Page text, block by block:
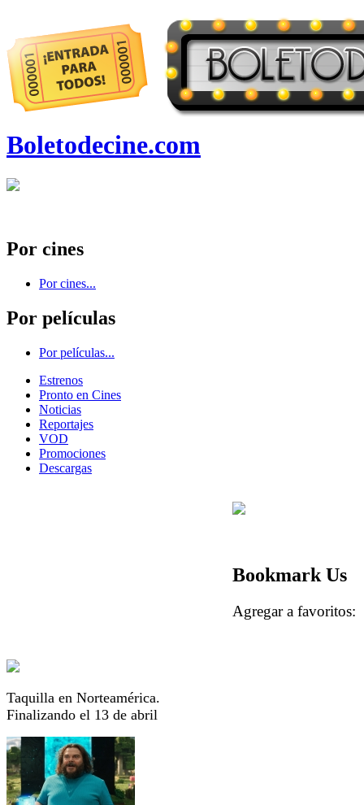
Boletodecine.com
Por cines
Por cines...
Por películas
Por películas...
Estrenos
Pronto en Cines
Noticias
Reportajes
VOD
Promociones
Descargas
Taquilla en Norteamérica.
Finalizando el 13 de abril
Bookmark Us
Agregar a